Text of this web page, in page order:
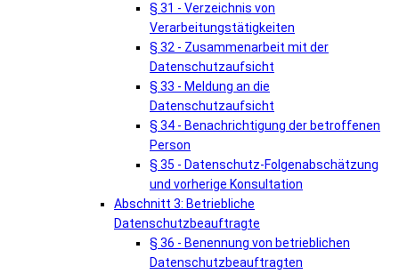
§ 31 - Verzeichnis von
Verarbeitungstätigkeiten
§ 32 - Zusammenarbeit mit der
Datenschutzaufsicht
§ 33 - Meldung an die
Datenschutzaufsicht
§ 34 - Benachrichtigung der betroffenen
Person
§ 35 - Datenschutz-Folgenabschätzung
und vorherige Konsultation
Abschnitt 3: Betriebliche
Datenschutzbeauftragte
§ 36 - Benennung von betrieblichen
Datenschutzbeauftragten